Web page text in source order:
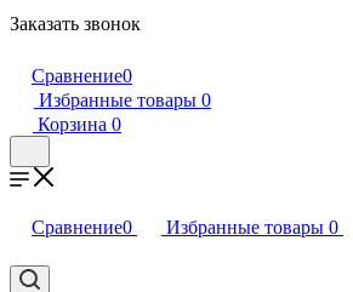
Заказать звонок
Сравнение0
Избранные товары 0
Корзина 0
Сравнение0 Избранные товары 0